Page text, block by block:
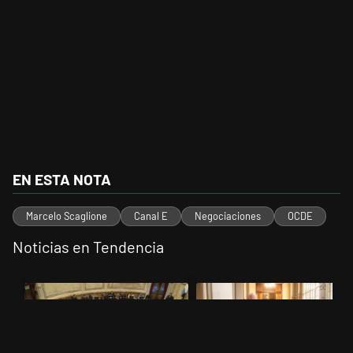
EN ESTA NOTA
Marcelo Scaglione Canal E Negociaciones OCDE
Noticias en Tendencia
Un artículo de tendencia con el título "El Senado dio media sanción
Un artículo de tendencia con el